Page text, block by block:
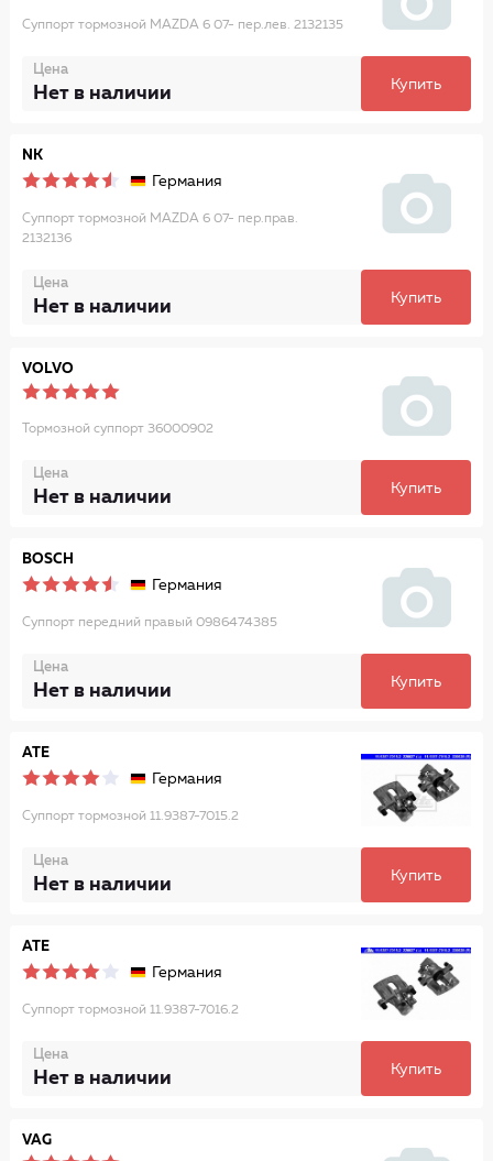
Суппорт тормозной MAZDA 6 07- пер.лев. 2132135
Цена
Нет в наличии Купить
NK
Германия
Суппорт тормозной MAZDA 6 07- пер.прав.
2132136
Цена
Нет в наличии Купить
VOLVO
Тормозной суппорт 36000902
Цена
Нет в наличии Купить
BOSCH
Германия
Суппорт передний правый 0986474385
Цена
Нет в наличии Купить
ATE
Германия
Суппорт тормозной 11.9387-7015.2
Цена
Нет в наличии Купить
ATE
Германия
Суппорт тормозной 11.9387-7016.2
Цена
Нет в наличии Купить
VAG